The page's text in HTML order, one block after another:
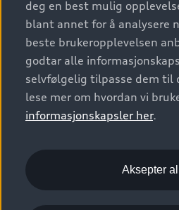
S/RS
Konseptbiler og prototyper
Prislister
Leasing
Bilgarantier
Audi Forsikring
Verkstedtjenester
Functions on demand
Kom i gang med myAudi
Kundeservice
Nyhetsbrev
Presse
Karriere
Bli sertifisert merkeverksted
Autoretur
Åpenhetsloven
© 2026 AUDI NORGE. All
Imprint Ansvarserklæring
Informasjonskapsler (cookies)
Juridisk informasjon AUDI AG
deg en best mulig
blant annet for å analysere
beste brukeropplevelsen
godtar alle
selvfølgelig tilpasse dem til
lese mer om hvordan vi
informasjonskapsler her.
Aksepter